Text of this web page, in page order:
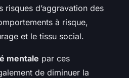
risques d’aggravation des
à risque,
et le tissu social.
mentale par ces
de diminuer la